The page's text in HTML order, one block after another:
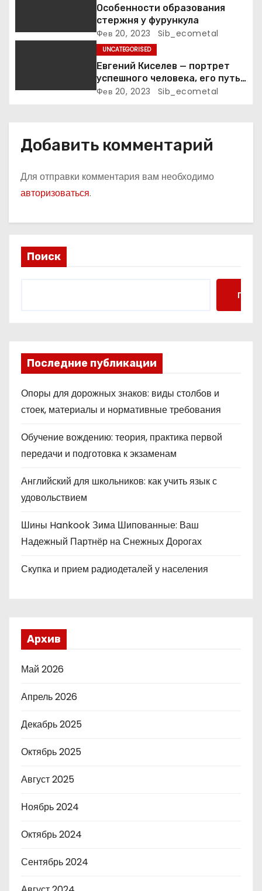
Особенности образования
стержня у фурункула
Фев 20, 2023 Sib_ecometal
UNCATEGORISED
Евгений Киселев — портрет
успешного человека, его путь
к славе и личное счастье
Фев 20, 2023 Sib_ecometal
Добавить комментарий
Для отправки комментария вам необходимо
авторизоваться.
Поиск
Поиск
Последние публикации
Опоры для дорожных знаков: виды столбов и
стоек, материалы и нормативные требования
Обучение вождению: теория, практика первой
передачи и подготовка к экзаменам
Английский для школьников: как учить язык с
удовольствием
Шины Hankook Зима Шипованные: Ваш
Надежный Партнёр на Снежных Дорогах
Скупка и прием радиодеталей у населения
Архив
Май 2026
Апрель 2026
Декабрь 2025
Октябрь 2025
Август 2025
Ноябрь 2024
Октябрь 2024
Сентябрь 2024